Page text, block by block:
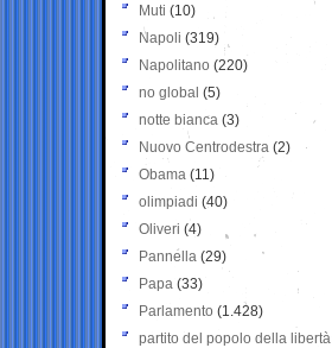
Muti (10)
Napoli (319)
Napolitano (220)
no global (5)
notte bianca (3)
Nuovo Centrodestra (2)
Obama (11)
olimpiadi (40)
Oliveri (4)
Pannella (29)
Papa (33)
Parlamento (1.428)
partito del popolo della libertà